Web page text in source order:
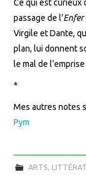
Ce qui est curieux
passage de l’Enfer
Virgile et Dante,
plan, lui donnent
le mal de
*
Mes autres notes
Pym
ARTS